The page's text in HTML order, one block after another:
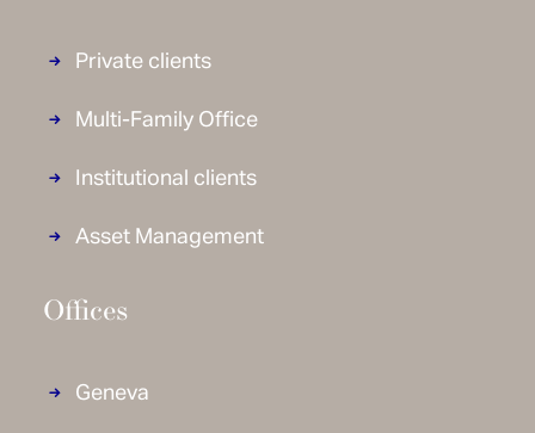
Private clients
Multi-Family Office
Institutional clients
Asset Management
Offices
Geneva